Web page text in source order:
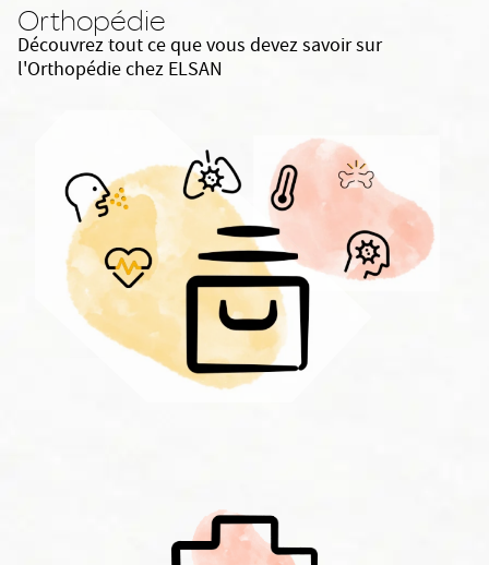
Orthopédie
Découvrez tout ce que vous devez savoir sur
l'Orthopédie chez ELSAN